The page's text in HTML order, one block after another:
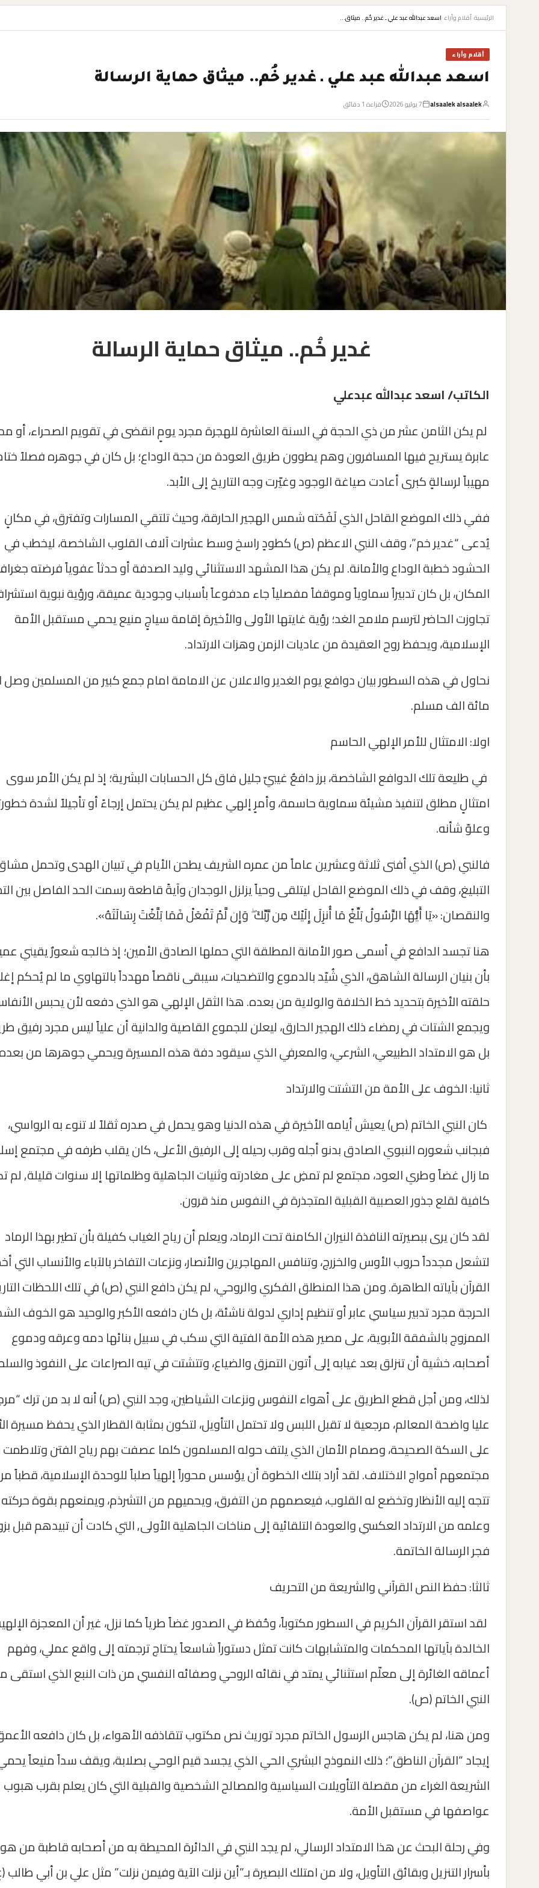
الرئيسية›أقلام وأراء›اسعد عبدالله عبد علي ـ غدير خُم.. ميثاق…
أقلام وأراء
اسعد عبدالله عبد علي ـ غدير خُم.. ميثاق حماية الرسالة
alsaalek alsaalek 7 يوليو 2026 قراءة 1 دقائق
غدير خُم.. ميثاق حماية الرسالة
الكاتب/ اسعد عبدالله عبدعلي
لم يكن الثامن عشر من ذي الحجة في السنة العاشرة للهجرة مجرد يومٍ انقضى في تقويم الصحراء، أو
عابرة يستريح فيها المسافرون وهم يطوون طريق العودة من حجة الوداع؛ بل كان في جوهره فصلاً
مهيباً لرسالةٍ كبرى أعادت صياغة الوجود وغيّرت وجه التاريخ إلى الأبد.
ففي ذلك الموضع القاحل الذي لَفَحَته شمس الهجير الحارقة، وحيث تلتقي المسارات وتفترق، في مكانٍ
يُدعى “غدير خم”، وقف النبي الاعظم (ص) كطودٍ راسخ وسط عشرات آلاف القلوب الشاخصة، ليخطب في
الحشود خطبة الوداع والأمانة. لم يكن هذا المشهد الاستثنائي وليد الصدفة أو حدثاً عفوياً فرضته
المكان، بل كان تدبيراً سماوياً وموقفاً مفصلياً جاء مدفوعاً بأسباب وجودية عميقة، ورؤية نبوية
تجاوزت الحاضر لترسم ملامح الغد؛ رؤية غايتها الأولى والأخيرة إقامة سياجٍ منيع يحمي مستقبل الأمة
الإسلامية، ويحفظ روح العقيدة من عاديات الزمن وهزات الارتداد.
نحاول في هذه السطور بيان دوافع يوم الغدير والاعلان عن الامامة امام جمع كبير من المسلمين وصل
مائة الف مسلم.
اولا: الامتثال للأمر الإلهي الحاسم
في طليعة تلك الدوافع الشاخصة، برز دافعٌ غيبيّ جليل فاق كل الحسابات البشرية؛ إذ لم يكن الأمر سوى
امتثالٍ مطلق لتنفيذ مشيئة سماوية حاسمة، وأمرٍ إلهي عظيم لم يكن يحتمل إرجاءً أو تأجيلاً لشدة
وعلوّ شأنه.
فالنبي (ص) الذي أفنى ثلاثة وعشرين عاماً من عمره الشريف يطحن الأيام في تبيان الهدى وتحمل
التبليغ، وقف في ذلك الموضع القاحل ليتلقى وحياً يزلزل الوجدان وآيةً قاطعة رسمت الحد الفاصل بين
والنقصان: «يَا أَيُّهَا الرَّسُولُ بَلِّغْ مَا أُنزِلَ إِلَيْكَ مِن رَّبِّكَ ۖ وَإِن لَّمْ تَفْعَلْ فَمَا بَلَّغْتَ رِسَالَتَهُ».
هنا تجسد الدافع في أسمى صور الأمانة المطلقة التي حملها الصادق الأمين؛ إذ خالجه شعورٌ يقيني
بأن بنيان الرسالة الشاهق، الذي شُيّد بالدموع والتضحيات، سيبقى ناقصاً مهدداً بالتهاوي ما لم يُحكم
حلقته الأخيرة بتحديد خط الخلافة والولاية من بعده. هذا الثقل الإلهي هو الذي دفعه لأن يحبس
ويجمع الشتات في رمضاء ذلك الهجير الحارق، ليعلن للجموع القاصية والدانية أن علياً ليس مجرد رفيق
بل هو الامتداد الطبيعي، الشرعي، والمعرفي الذي سيقود دفة هذه المسيرة ويحمي جوهرها من
ثانيا: الخوف على الأمة من التشتت والارتداد
كان النبي الخاتم (ص) يعيش أيامه الأخيرة في هذه الدنيا وهو يحمل في صدره ثقلاً لا تنوء به الرواسي،
فبجانب شعوره النبوي الصادق بدنو أجله وقرب رحيله إلى الرفيق الأعلى، كان يقلب طرفه في مجتمع
ما زال غضاً وطري العود، مجتمع لم تمضِ على مغادرته وثنيات الجاهلية وظلماتها إلا سنوات قليلة, لم
كافية لقلع جذور العصبية القبلية المتجذرة في النفوس منذ قرون.
لقد كان يرى ببصيرته النافذة النيران الكامنة تحت الرماد، ويعلم أن رياح الغياب كفيلة بأن تطير بهذا الرماد
لتشعل مجدداً حروب الأوس والخزرج، وتنافس المهاجرين والأنصار، ونزعات التفاخر بالآباء والأنساب التي
القرآن بآياته الطاهرة. ومن هذا المنطلق الفكري والروحي، لم يكن دافع النبي (ص) في تلك اللحظات
الحرجة مجرد تدبير سياسي عابر أو تنظيم إداري لدولة ناشئة، بل كان دافعه الأكبر والوحيد هو الخوف
الممزوج بالشفقة الأبوية، على مصير هذه الأمة الفتية التي سكب في سبيل بنائها دمه وعرقه ودموع
أصحابه، خشية أن تنزلق بعد غيابه إلى أتون التمزق والضياع، وتتشتت في تيه الصراعات على النفوذ
لذلك، ومن أجل قطع الطريق على أهواء النفوس ونزعات الشياطين، وجد النبي (ص) أنه لا بد من ترك
عليا واضحة المعالم، مرجعية لا تقبل اللبس ولا تحتمل التأويل، لتكون بمثابة القطار الذي يحفظ مسيرة
على السكة الصحيحة، وصمام الأمان الذي يلتف حوله المسلمون كلما عصفت بهم رياح الفتن
مجتمعهم أمواج الاختلاف. لقد أراد بتلك الخطوة أن يؤسس محوراً إلهياً صلباً للوحدة الإسلامية، قطباً
تتجه إليه الأنظار وتخضع له القلوب، فيعصمهم من التفرق، ويحميهم من التشرذم، ويمنعهم بقوة حركته
وعلمه من الارتداد العكسي والعودة التلقائية إلى مناخات الجاهلية الأولى, التي كادت أن تبيدهم قبل
فجر الرسالة الخاتمة.
ثالثا: حفظ النص القرآني والشريعة من التحريف
لقد استقر القرآن الكريم في السطور مكتوباً، وحُفظ في الصدور غضاً طرياً كما نزل، غير أن المعجزة
الخالدة بآياتها المحكمات والمتشابهات كانت تمثل دستوراً شاسعاً يحتاج ترجمته إلى واقع عملي، وفهم
أعماقه الغائرة إلى معلّم استثنائي يمتد في نقائه الروحي وصفائه النفسي من ذات النبع الذي استقى
النبي الخاتم (ص).
ومن هنا، لم يكن هاجس الرسول الخاتم مجرد توريث نص مكتوب تتقاذفه الأهواء، بل كان دافعه
إيجاد “القرآن الناطق”؛ ذلك النموذج البشري الحي الذي يجسد قيم الوحي بصلابة، ويقف سداً منيعاً
الشريعة الغراء من مقصلة التأويلات السياسية والمصالح الشخصية والقبلية التي كان يعلم بقرب هبوب
عواصفها في مستقبل الأمة.
وفي رحلة البحث عن هذا الامتداد الرسالي، لم يجد النبي في الدائرة المحيطة به من أصحابه قاطبة من
بأسرار التنزيل وبقائق التأويل، ولا من امتلك البصيرة بـ”أين نزلت الآية وفيمن نزلت” مثل علي بن أبي طالب